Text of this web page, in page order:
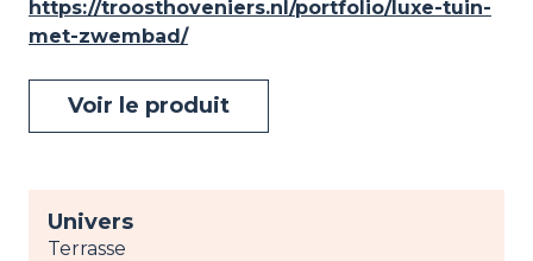
https://troosthoveniers.nl/portfolio/luxe-tuin-
met-zwembad/
Voir le produit
Univers
Terrasse